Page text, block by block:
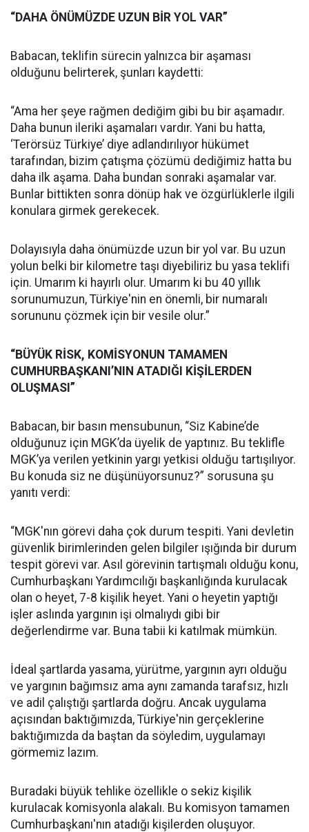
“DAHA ÖNÜMÜZDE UZUN BİR YOL VAR”
Babacan, teklifin sürecin yalnızca bir aşaması
olduğunu belirterek, şunları kaydetti:
“Ama her şeye rağmen dediğim gibi bu bir aşamadır.
Daha bunun ileriki aşamaları vardır. Yani bu hatta,
‘Terörsüz Türkiye’ diye adlandırılıyor hükümet
tarafından, bizim çatışma çözümü dediğimiz hatta bu
daha ilk aşama. Daha bundan sonraki aşamalar var.
Bunlar bittikten sonra dönüp hak ve özgürlüklerle ilgili
konulara girmek gerekecek.
Dolayısıyla daha önümüzde uzun bir yol var. Bu uzun
yolun belki bir kilometre taşı diyebiliriz bu yasa teklifi
için. Umarım ki hayırlı olur. Umarım ki bu 40 yıllık
sorunumuzun, Türkiye'nin en önemli, bir numaralı
sorununu çözmek için bir vesile olur.”
“BÜYÜK RİSK, KOMİSYONUN TAMAMEN
CUMHURBAŞKANI’NIN ATADIĞI KİŞİLERDEN
OLUŞMASI”
Babacan, bir basın mensubunun, “Siz Kabine’de
olduğunuz için MGK’da üyelik de yaptınız. Bu teklifle
MGK’ya verilen yetkinin yargı yetkisi olduğu tartışılıyor.
Bu konuda siz ne düşünüyorsunuz?” sorusuna şu
yanıtı verdi:
“MGK'nın görevi daha çok durum tespiti. Yani devletin
güvenlik birimlerinden gelen bilgiler ışığında bir durum
tespit görevi var. Asıl görevinin tartışmalı olduğu konu,
Cumhurbaşkanı Yardımcılığı başkanlığında kurulacak
olan o heyet, 7-8 kişilik heyet. Yani o heyetin yaptığı
işler aslında yargının işi olmalıydı gibi bir
değerlendirme var. Buna tabii ki katılmak mümkün.
İdeal şartlarda yasama, yürütme, yargının ayrı olduğu
ve yargının bağımsız ama aynı zamanda tarafsız, hızlı
ve adil çalıştığı şartlarda doğru. Ancak uygulama
açısından baktığımızda, Türkiye'nin gerçeklerine
baktığımızda da baştan da söyledim, uygulamayı
görmemiz lazım.
Buradaki büyük tehlike özellikle o sekiz kişilik
kurulacak komisyonla alakalı. Bu komisyon tamamen
Cumhurbaşkanı'nın atadığı kişilerden oluşuyor.